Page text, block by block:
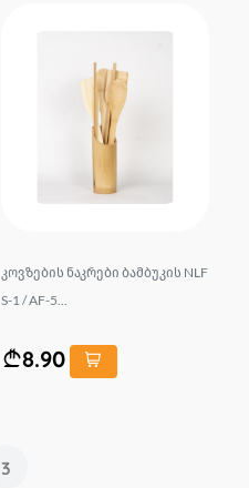
კოვზების ნაკრები ბამბუკის NLF
S-1 / AF-5...
8.90
3